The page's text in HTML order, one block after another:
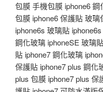
包膜 手機包膜 iphone6
包膜 iphone6 保護貼 玻
iphone6s 玻璃貼
鋼化玻璃 iphoneSE 玻璃
貼 iphone7 鋼化玻璃
保護貼 iphone7 plus 鋼化
plus 包膜 iphone7 plus